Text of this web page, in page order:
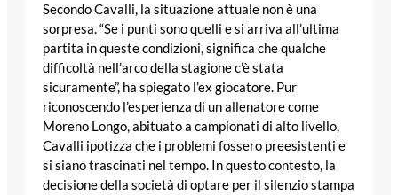
Secondo Cavalli, la situazione attuale non è una
sorpresa. “Se i punti sono quelli e si arriva all’ultima
partita in queste condizioni, significa che qualche
difficoltà nell’arco della stagione c’è stata
sicuramente”, ha spiegato l’ex giocatore. Pur
riconoscendo l’esperienza di un allenatore come
Moreno Longo, abituato a campionati di alto livello,
Cavalli ipotizza che i problemi fossero preesistenti e
si siano trascinati nel tempo. In questo contesto, la
decisione della società di optare per il silenzio stampa